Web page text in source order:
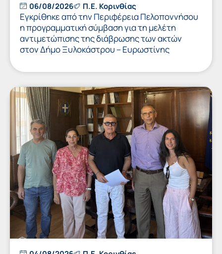
06/08/2026 Π.Ε. Κορινθίας
Εγκρίθηκε από την Περιφέρεια Πελοποννήσου
η προγραμματική σύμβαση για τη μελέτη
αντιμετώπισης της διάβρωσης των ακτών
στον Δήμο Ξυλοκάστρου – Ευρωστίνης